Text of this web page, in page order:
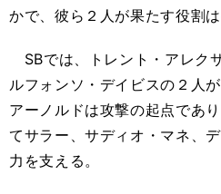
かで、彼ら２人が果たす役割は
SBでは、トレント・アレク
ルフォンソ・デイビスの２人
アーノルドは攻撃の起点であ
てサラー、サディオ・マネ、
力を支える。